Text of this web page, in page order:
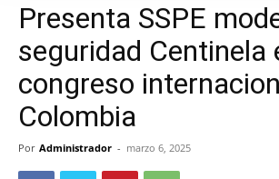
Presenta SSPE
seguridad Centinela
congreso
Colombia
Por Administrador - marzo 6, 2025